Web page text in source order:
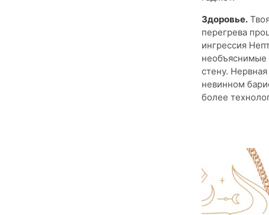
Здоровье.
перегрева
ингрессия
стену.
невинном
более